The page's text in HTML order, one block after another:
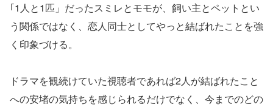
｢1人と1匹」だったスミレとモモが、飼い主とペットとい
う関係ではなく、恋人同士としてやっと結ばれたことを強
く印象づける。
ドラマを観続けていた視聴者であれば2人が結ばれたこと
への安堵の気持ちを感じられるだけでなく、今までのどの